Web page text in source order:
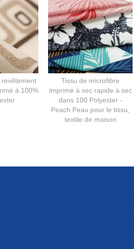
à 100%
Tissu de microfibre
imprimé à sec rapide à sec
dans 100 Polyester -
Peach Peau pour le tissu,
textile de maison